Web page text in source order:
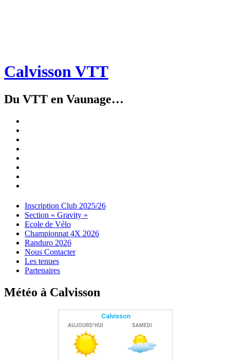
Calvisson VTT
Du VTT en Vaunage…
Menu
Widgets
Recherche
Aller
contenu
Inscription Club 2025/26
Section « Gravity »
Ecole de Vélo
Championnat 4X 2026
Randuro 2026
Nous Contacter
Les tenues
Partenaires
Météo à Calvisson